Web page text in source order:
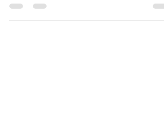
わせください。 よろしくお願いします🙂‍↕️
れているかと思います。申し訳ございません。 返
信遅くなってしまいますが、必ずご連絡いたしま